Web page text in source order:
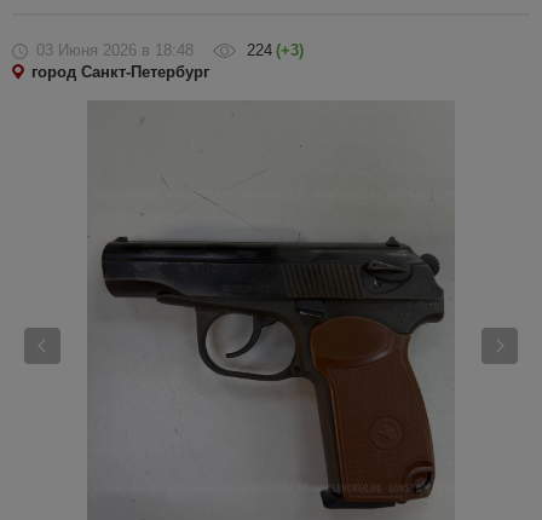
03 Июня 2026 в 18:48 224 (+3)
город Санкт-Петербург